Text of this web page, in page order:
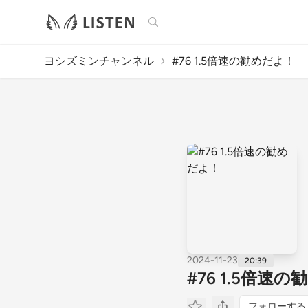
検索
ヨシズミンチャンネル #76 1.5倍速の勧めだよ！
2024-11-23 20:39
#76 1.5倍速の